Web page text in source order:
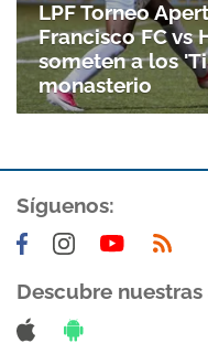
LPF Torneo
Francisco FC vs
someten a los
monasterio
Síguenos:
Descubre nuestras